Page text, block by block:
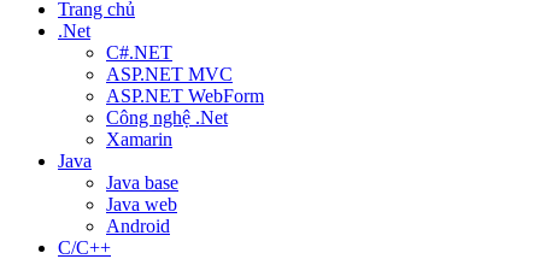
Trang chủ
.Net
C#.NET
ASP.NET MVC
ASP.NET WebForm
Công nghệ .Net
Xamarin
Java
Java base
Java web
Android
C/C++